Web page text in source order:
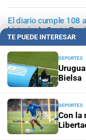
El diario cumple 108
historia de Santa Fe,
Trabajo, fe y esperanza
La celebración del 7
de fieles
Panorama astrológico
2026
EfeméridesDía
TE PUEDE INTERESAR
DEPORTES
Bielsa
DEPORTES
Con la